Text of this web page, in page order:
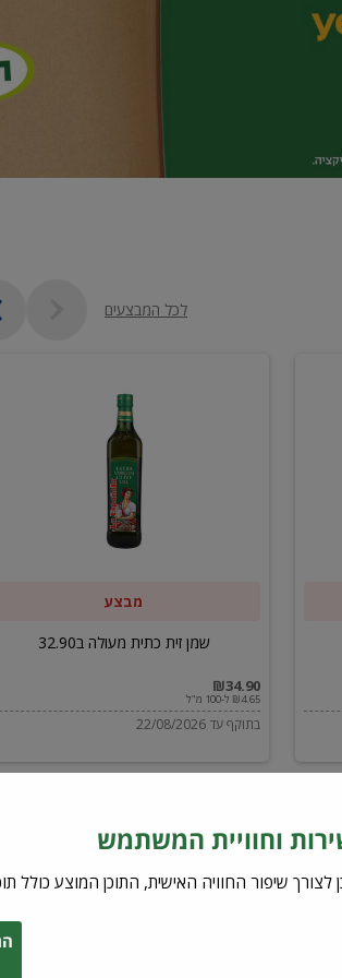
לכל המבצעים
מבצע
שמן זית כתית מעולה ב32.90
₪34.90
₪4.65 ל-100 מ"ל
בתוקף עד 22/08/2026